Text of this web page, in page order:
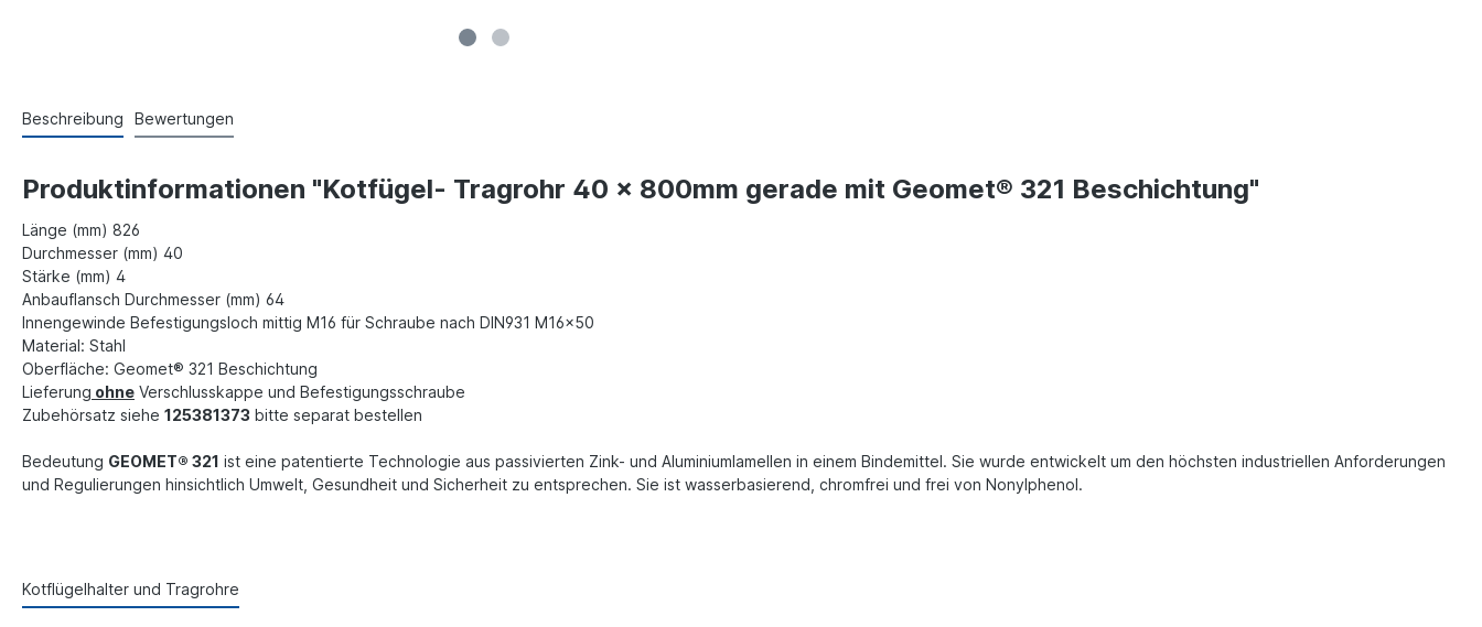
Beschreibung Bewertungen
Produktinformationen "Kotfügel- Tragrohr 40 x 800mm gerade mit Geomet® 321 Beschichtung"
Länge (mm) 826
Durchmesser (mm) 40
Stärke (mm) 4
Anbauflansch Durchmesser (mm) 64
Innengewinde Befestigungsloch mittig M16 für Schraube nach DIN931 M16x50
Material: Stahl
Oberfläche: Geomet® 321 Beschichtung
Lieferung ohne Verschlusskappe und Befestigungsschraube
Zubehörsatz siehe 125381373 bitte separat bestellen
Bedeutung GEOMET® 321 ist eine patentierte Technologie aus passivierten Zink- und Aluminiumlamellen in einem Bindemittel. Sie wurde entwickelt um den höchsten industriellen Anforderungen
und Regulierungen hinsichtlich Umwelt, Gesundheit und Sicherheit zu entsprechen. Sie ist wasserbasierend, chromfrei und frei von Nonylphenol.
Kotflügelhalter und Tragrohre